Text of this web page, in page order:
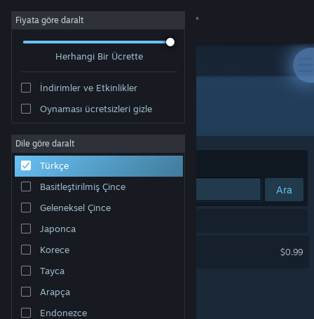
Giriş yap
Hakkında
Destek
Dili değiştir
Steam mobil uygulamasını yükle
Masaüstü internet sitesini görüntüle
Fiyata göre daralt
Herhangi Bir Ücrette
İndirimler ve Etkinlikler
Oynaması ücretsizleri gizle
Dile göre daralt
Türkçe
Basitleştirilmiş Çince
Geleneksel Çince
Japonca
Korece
Tayca
Arapça
Endonezce
Geliştirici: g3ntlebreeze
Sırala Uygunluk
Ara
$0.99